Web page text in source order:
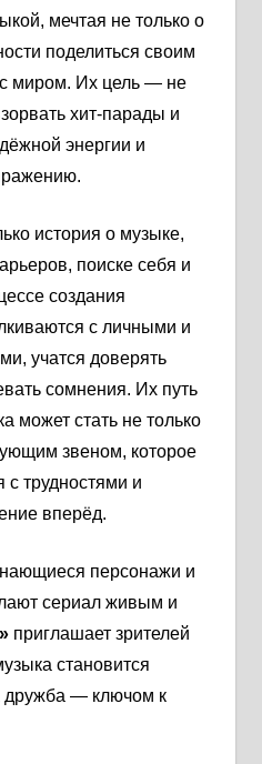
мечтая не только о
поделиться своим
миром. Их цель — не
хит-парады и
энергии и
история о музыке,
поиске себя и
создания
с личными и
учатся доверять
сомнения. Их путь
может стать не только
звеном, которое
с трудностями и
вперёд.
персонажи и
сериал живым и
приглашает зрителей
становится
дружба — ключом к